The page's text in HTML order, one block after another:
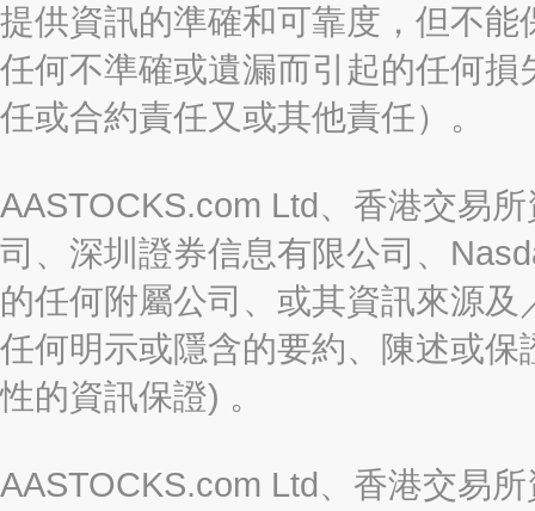
提供資訊的準確和可靠度，但不
任何不準確或遺漏而引起的任何
任或合約責任又或其他責任）。
AASTOCKS.com Ltd、香港交易
司、深圳證券信息有限公司、
的任何附屬公司、或其資訊來源
任何明示或隱含的要約、陳述或
性的資訊保證) 。
AASTOCKS.com Ltd、香港交易